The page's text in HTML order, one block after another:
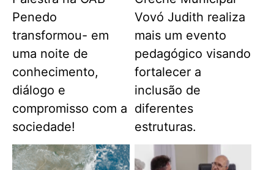
Penedo
transformou- em
uma noite de
conhecimento,
diálogo e
compromisso com a
sociedade!
Vovó Judith realiza
mais um evento
pedagógico visando
fortalecer a
inclusão de
diferentes
estruturas.